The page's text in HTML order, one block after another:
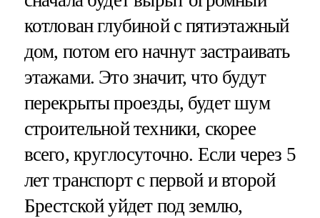
котлован глубиной с пятиэтажный
дом, потом его начнут застраивать
этажами. Это значит, что будут
перекрыты проезды, будет шум
строительной техники, скорее
всего, круглосуточно. Если через 5
лет транспорт с первой и второй
Брестской уйдет под землю,